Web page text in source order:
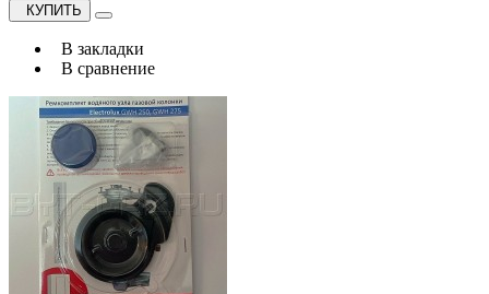
КУПИТЬ
В закладки
В сравнение